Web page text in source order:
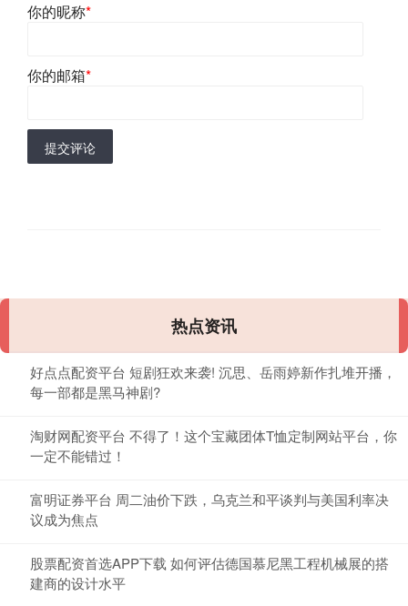
你的昵称*
你的邮箱*
提交评论
热点资讯
好点点配资平台 短剧狂欢来袭! 沉思、岳雨婷新作扎堆开播，
每一部都是黑马神剧?
淘财网配资平台 不得了！这个宝藏团体T恤定制网站平台，你
一定不能错过！
富明证券平台 周二油价下跌，乌克兰和平谈判与美国利率决
议成为焦点
股票配资首选APP下载 如何评估德国慕尼黑工程机械展的搭
建商的设计水平